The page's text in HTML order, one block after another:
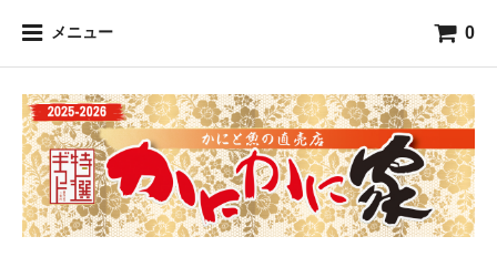
メニュー 0